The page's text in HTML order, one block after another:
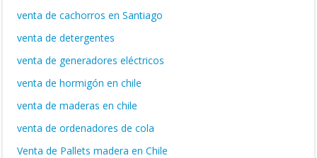
venta de cachorros en Santiago
venta de detergentes
venta de generadores eléctricos
venta de hormigón en chile
venta de maderas en chile
venta de ordenadores de cola
Venta de Pallets madera en Chile